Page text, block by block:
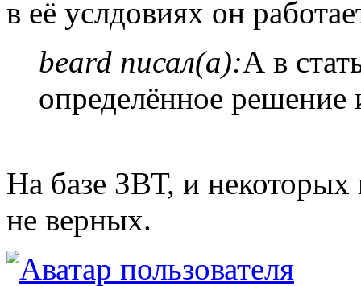
в её услдовиях он
beard писал(а):А в
определённое решение
На базе ЗВТ, и некоторых
не верных.